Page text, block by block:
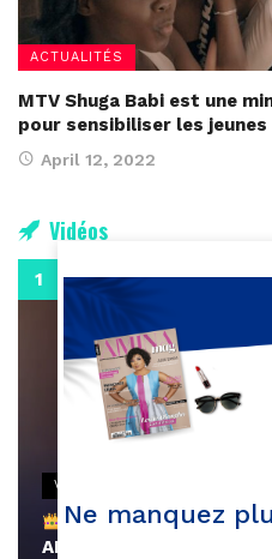
ACTUALITÉS
MTV Shuga Babi est une
pour sensibiliser les jeunes
April 12, 2022
Vidéos
VIDEOS
Remerciements à
AMINA, le Magazine de la
Ne manquez